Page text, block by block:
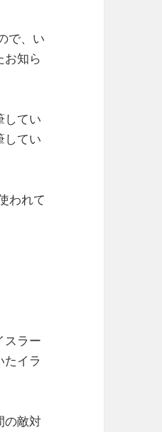
で、い
お知ら
してい
してい
われて
スラー
イラ
の敵対